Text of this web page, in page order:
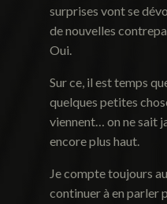
surprises vont se
de nouvelles
Oui.
Sur ce, il est temps
quelques petites
viennent… on ne sait
encore plus haut.
Je compte toujours
continuer à en parler